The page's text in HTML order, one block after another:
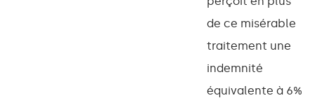
de ce misérable
traitement une
indemnité
équivalente à 6%